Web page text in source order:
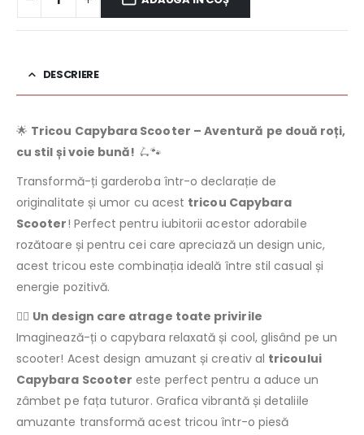
DESCRIERE
🌟 Tricou Capybara Scooter – Aventură pe două roți,
cu stil și voie bună! 🛴🐾
Transformă-ți garderoba într-o declarație de
originalitate și umor cu acest tricou Capybara
Scooter! Perfect pentru iubitorii acestor adorabile
rozătoare și pentru cei care apreciază un design unic,
acest tricou este combinația ideală între stil casual și
energie pozitivă.
🐕‍🦺 Un design care atrage toate privirile
Imaginează-ți o capybara relaxată și cool, glisând pe un
scooter! Acest design amuzant și creativ al tricoului
Capybara Scooter este perfect pentru a aduce un
zâmbet pe fața tuturor. Grafica vibrantă și detaliile
amuzante transformă acest tricou într-o piesă